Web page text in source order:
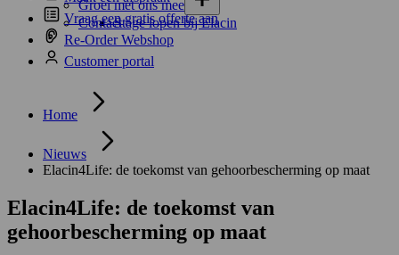
Groei met ons mee
Stage lopen bij Elacin
Contact
Vraag een gratis offerte aan
Re-Order Webshop
Customer portal
Home
Nieuws
Elacin4Life: de toekomst van gehoorbescherming op maat
Elacin4Life: de toekomst van
gehoorbescherming op maat